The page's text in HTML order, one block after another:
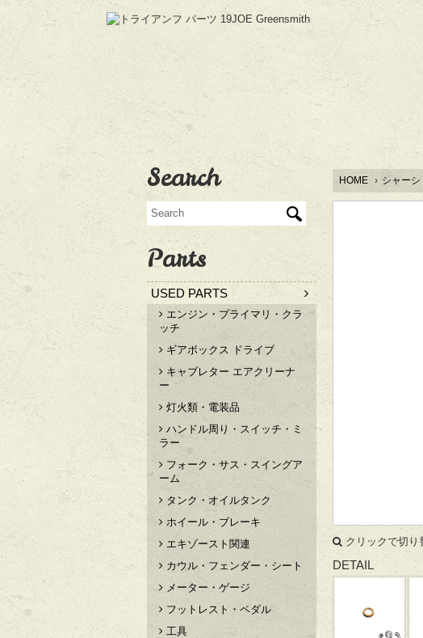
HOME › シャー
クリックで切り
DETAIL
Search
Parts
USED PARTS
エンジン・プライマリ・クラ
ッチ
ギアボックス ドライブ
キャブレター エアクリーナ
ー
灯火類・電装品
ハンドル周り・スイッチ・ミ
ラー
フォーク・サス・スイングア
ーム
タンク・オイルタンク
ホイール・ブレーキ
エキゾースト関連
カウル・フェンダー・シート
メーター・ゲージ
フットレスト・ペダル
工具